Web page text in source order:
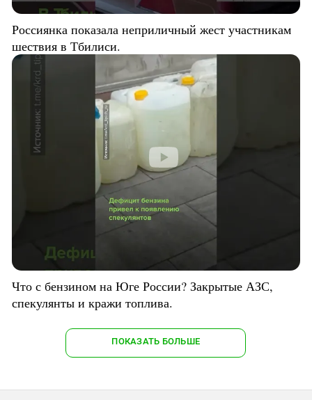
Россиянка показала неприличный жест участникам
шествия в Тбилиси.
Что с бензином на Юге России? Закрытые АЗС,
спекулянты и кражи топлива.
ПОКАЗАТЬ БОЛЬШЕ